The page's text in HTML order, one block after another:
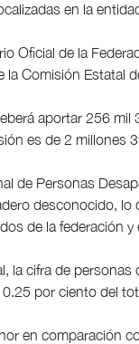
en la
Oficial de la
la Comisión Estatal
aportar 256
es de 2 millones
de Personas
desconocido,
de la federación y
la cifra de
por ciento del
en comparación